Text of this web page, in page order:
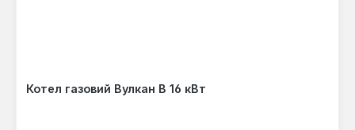
Котел газовий Вулкан В 16 кВт